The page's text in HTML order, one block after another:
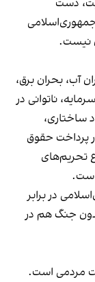
نیست.
آب، بحران برق،
ناتوانی در
ساختاری،
پرداخت حقوق
تحریم‌های
است.
در برابر
جنگ هم در
مردمی است.